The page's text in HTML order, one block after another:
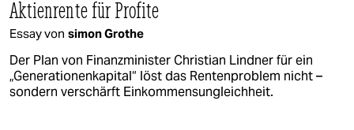
Aktienrente für Profite
Essay von simon Grothe
Der Plan von Finanzminister Christian Lindner für ein
„Generationenkapital“ löst das Rentenproblem nicht –
sondern verschärft Einkommensungleichheit.